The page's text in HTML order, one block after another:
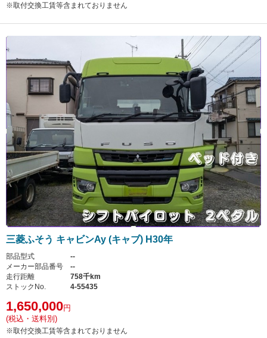
※取付交換工賃等含まれておりません
三菱ふそう キャビンAy (キャブ) H30年
部品型式
--
メーカー部品番号
--
走行距離
758千km
ストックNo.
4-55435
1,650,000円
(税込・送料別)
※取付交換工賃等含まれておりません